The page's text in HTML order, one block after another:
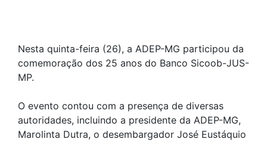
Nesta quinta-feira (26), a ADEP-MG participou da
comemoração dos 25 anos do Banco Sicoob-JUS-
MP.
O evento contou com a presença de diversas
autoridades, incluindo a presidente da ADEP-MG,
Marolinta Dutra, o desembargador José Eustáquio